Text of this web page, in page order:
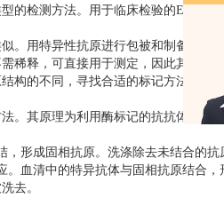
的检测方法。用于临床检验的ELISA
用特异性抗原进行包被和制备酶结
稀释，可直接用于测定，因此其敏感
构的不同，寻找合适的标记方法。
其原理为利用酶标记的抗抗体（抗
，形成固相抗原。洗涤除去未结合的抗
。血清中的特异抗体与固相抗原结合
去。